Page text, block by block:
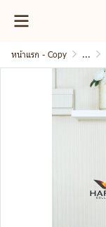
หน้าแรก - Copy ...